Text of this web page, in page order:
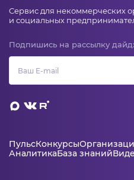
Сервис для некоммерческих
и социальных
Подпишись на рассылку
ПульсКонкурсы
АналитикаБаза знаний